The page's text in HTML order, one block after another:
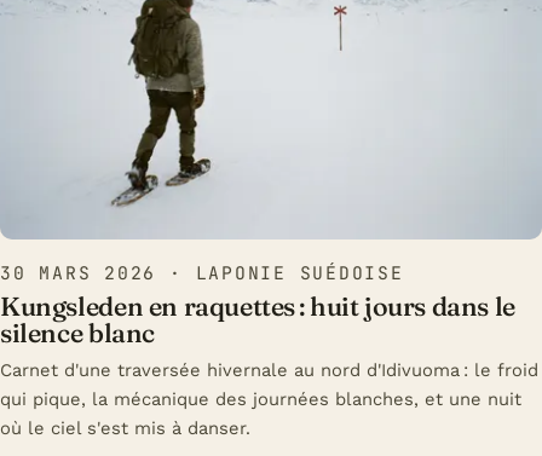
30 MARS 2026 · LAPONIE SUÉDOISE
Kungsleden en raquettes : huit jours dans le
silence blanc
Carnet d'une traversée hivernale au nord d'Idivuoma : le froid
qui pique, la mécanique des journées blanches, et une nuit
où le ciel s'est mis à danser.